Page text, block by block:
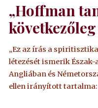
„Hoffman
„Ez az írás a
létezését ismerik
Angliában és
ellen irányított tartalma: